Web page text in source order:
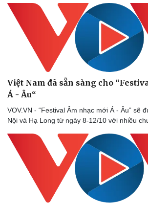
Việt Nam đã sẵn sàng cho
Á - Âu“
VOV.VN - “Festival Âm nhạc mới Á - Âu” sẽ
Nội và Hạ Long từ ngày 8-12/10 với nhiều